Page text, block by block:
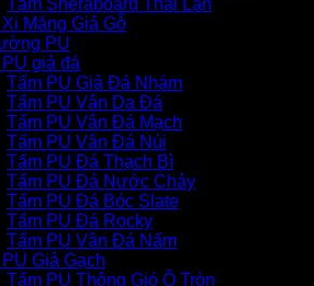
Măng Giả Gỗ
PU
giả đá
Tấm PU Giả Đá Nhám
Tấm PU Vân Da Đá
Tấm PU Vân Đá Mạch
Tấm PU Vân Đá Núi
Tấm PU Đá Thạch Bì
Tấm PU Đá Nước Chảy
Tấm PU Đá Bóc Slate
Tấm PU Đá Rocky
Tấm PU Vân Đá Nấm
Giả Gạch
Tấm PU Thông Gió Ô Tròn